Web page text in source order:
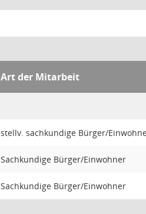
Art der Mitarbeit
stellv. sachkundige Bürger/
Sachkundige Bürger/Einwohner
Sachkundige Bürger/Einwohner